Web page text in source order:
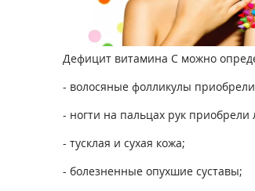
Дефицит витамина С можно
- волосяные фолликулы
- ногти на пальцах рук
- тусклая и сухая кожа;
- болезненные опухшие суставы;